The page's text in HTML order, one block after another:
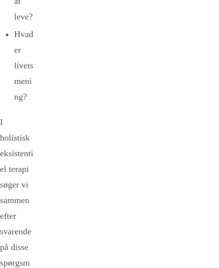
leve?
Hvad
er
livets
meni
ng?
I
holistisk
eksistenti
el terapi
søger vi
sammen
efter
svarende
på disse
spørgsm